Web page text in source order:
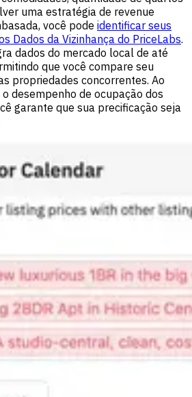
uma estratégia de revenue
você pode identificar seus
Dados da Vizinhança do PriceLabs.
dados do mercado local de até
que você compare seu
propriedades concorrentes. Ao
desempenho de ocupação dos
garante que sua precificação seja